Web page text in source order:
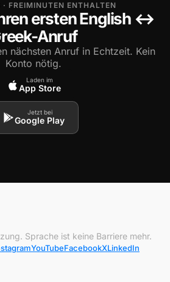
· FREIMINUTEN ENTHALTEN
ersten English ↔
Anruf
nächsten Anruf in Echtzeit. Kein
Konto nötig.
Laden im
App Store
Jetzt bei
Google Play
Sprache ist keine Barriere mehr.
YouTubeFacebookXLinkedIn